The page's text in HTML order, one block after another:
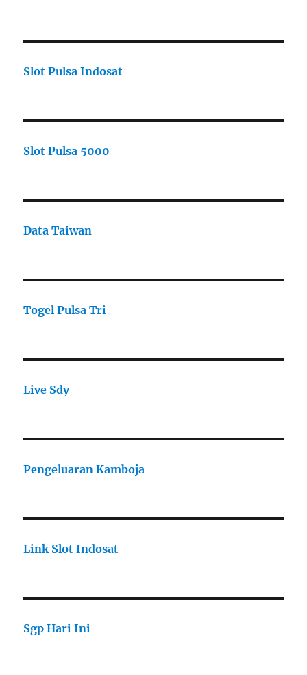
Slot Pulsa Indosat
Slot Pulsa 5000
Data Taiwan
Togel Pulsa Tri
Live Sdy
Pengeluaran Kamboja
Link Slot Indosat
Sgp Hari Ini